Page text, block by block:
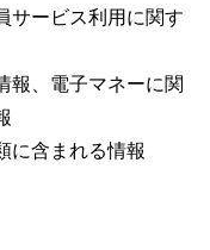
サービス利用に関す
報、電子マネーに関
に含まれる情報